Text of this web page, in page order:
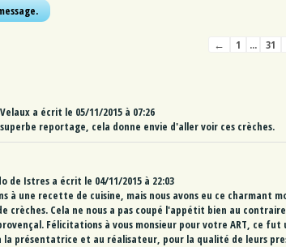
Navigation
d’or
← 1 ... 31
Velaux a écrit le 05/11/2015 à 07:26
reportage, cela donne envie d'aller voir ces crèches.
de Istres a écrit le 04/11/2015 à 22:03
à une recette de cuisine, mais nous avons eu ce charmant
crèches. Cela ne nous a pas coupé l'appétit bien au
Félicitations à vous monsieur pour votre ART, ce
présentatrice et au réalisateur, pour la qualité de leurs